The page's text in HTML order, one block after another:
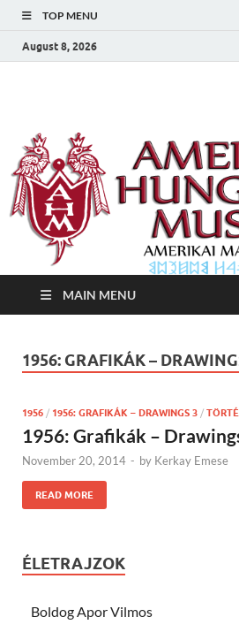
TOP MENU
August 8, 2026
Amerikai
Múzeum
MAIN MENU
1956: GRAFIKÁK –
1956 / 1956: GRAFIKÁK – DRAWINGS 3 /
1956: Grafikák –
November 20, 2014 - by Kerkay Emese
READ MORE
ÉLETRAJZOK
Boldog Apor Vilmos